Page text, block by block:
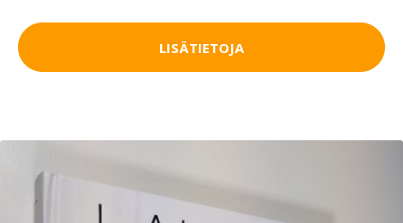
LISÄTIETOJA